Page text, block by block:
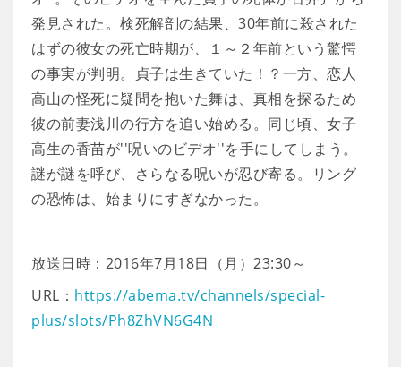
発見された。検死解剖の結果、30年前に殺された
はずの彼女の死亡時期が、１～２年前という驚愕
の事実が判明。貞子は生きていた！？一方、恋人
高山の怪死に疑問を抱いた舞は、真相を探るため
彼の前妻浅川の行方を追い始める。同じ頃、女子
高生の香苗が''呪いのビデオ''を手にしてしまう。
謎が謎を呼び、さらなる呪いが忍び寄る。リング
の恐怖は、始まりにすぎなかった。
放送日時：2016年7月18日（月）23:30～
URL： https://abema.tv/channels/special-
plus/slots/Ph8ZhVN6G4N